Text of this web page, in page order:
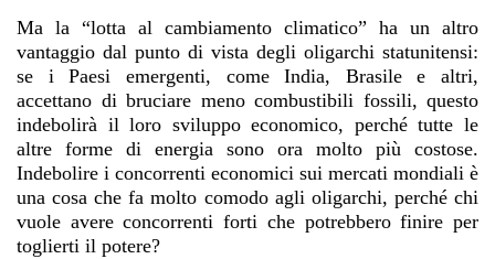
Ma la “lotta al cambiamento climatico” ha un altro
vantaggio dal punto di vista degli oligarchi statunitensi:
se i Paesi emergenti, come India, Brasile e altri,
accettano di bruciare meno combustibili fossili, questo
indebolirà il loro sviluppo economico, perché tutte le
altre forme di energia sono ora molto più costose.
Indebolire i concorrenti economici sui mercati mondiali è
una cosa che fa molto comodo agli oligarchi, perché chi
vuole avere concorrenti forti che potrebbero finire per
toglierti il potere?